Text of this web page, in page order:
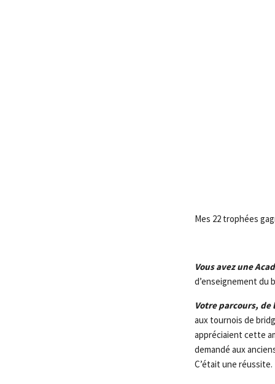
Mes 22 trophées
Vous avez une
d’enseignement du
Votre parcours, de
aux tournois de
appréciaient cette
demandé aux
C’était une réussite.